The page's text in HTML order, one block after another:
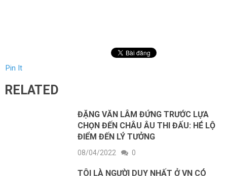
Pin It
RELATED
ĐẶNG VĂN LÂM ĐỨNG TRƯỚC LỰA
CHỌN ĐẾN CHÂU ÂU THI ĐẤU: HÉ LỘ
ĐIỂM ĐẾN LÝ TƯỞNG
08/04/2022 0
TÔI LÀ NGƯỜI DUY NHẤT Ở VN CÓ